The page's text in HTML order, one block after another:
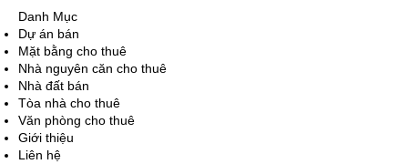
Danh Mục
Dự án bán
Mặt bằng cho thuê
Nhà nguyên căn cho thuê
Nhà đất bán
Tòa nhà cho thuê
Văn phòng cho thuê
Giới thiệu
Liên hệ